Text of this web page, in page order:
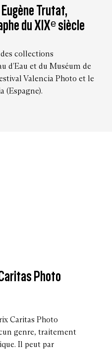
Trutat,
du XIXᵉ siècle
collections
d’Eau et du Muséum de
Valencia Photo et le
(Espagne).
Photo
Caritas Photo
genre, traitement
Il peut par